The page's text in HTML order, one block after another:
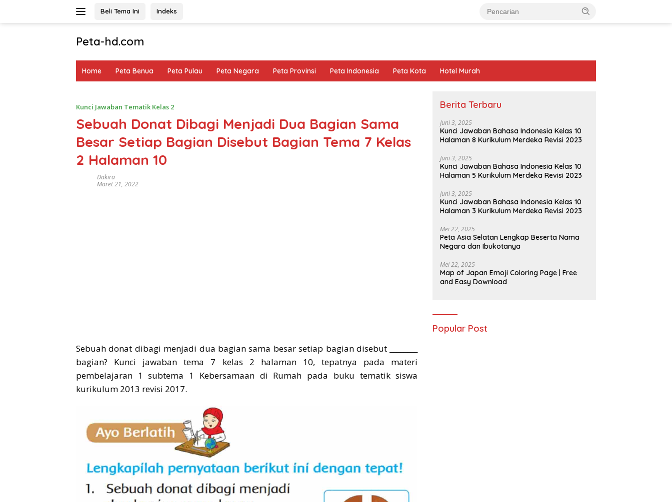
Beli Tema Ini Indeks
Peta-hd.com
Gambar
Home Peta Benua Peta Pulau Peta Negara Peta Provinsi Peta Indonesia Peta Kota Hotel Murah
Kunci Jawaban Tematik Kelas 2
Sebuah Donat Dibagi Menjadi Dua Bagian Sama
Besar Setiap Bagian Disebut Bagian Tema 7 Kelas
2 Halaman 10
Dakira
Maret 21, 2022
Sebuah donat dibagi menjadi dua bagian sama besar setiap bagian disebut ________
bagian? Kunci jawaban tema 7 kelas 2 halaman 10, tepatnya pada materi
pembelajaran 1 subtema 1 Kebersamaan di Rumah pada buku tematik siswa
kurikulum 2013 revisi 2017.
Berita Terbaru
Juni 3, 2025
Kunci Jawaban Bahasa Indonesia Kelas 10
Halaman 8 Kurikulum Merdeka Revisi 2023
Juni 3, 2025
Kunci Jawaban Bahasa Indonesia Kelas 10
Halaman 5 Kurikulum Merdeka Revisi 2023
Juni 3, 2025
Kunci Jawaban Bahasa Indonesia Kelas 10
Halaman 3 Kurikulum Merdeka Revisi 2023
Mei 22, 2025
Peta Asia Selatan Lengkap Beserta Nama
Negara dan Ibukotanya
Mei 22, 2025
Map of Japan Emoji Coloring Page | Free
and Easy Download
Popular Post